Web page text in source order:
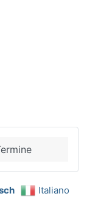
Italiano